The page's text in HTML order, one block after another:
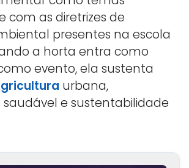
com as diretrizes de
presentes na escola
a horta entra como
evento, ela sustenta
urbana,
e sustentabilidade